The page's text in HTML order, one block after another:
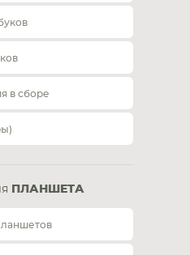
в сборе
ПЛАНШЕТА